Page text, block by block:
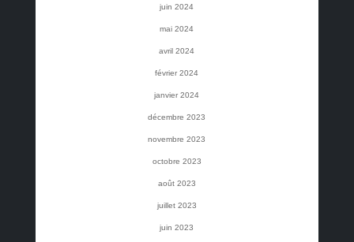
juin 2024
mai 2024
avril 2024
février 2024
janvier 2024
décembre 2023
novembre 2023
octobre 2023
août 2023
juillet 2023
juin 2023